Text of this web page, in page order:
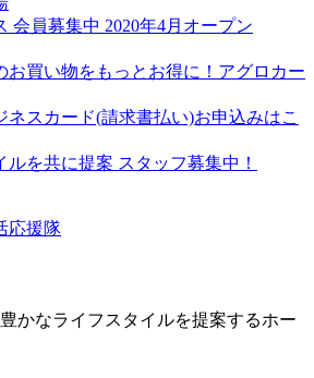
豊かなライフスタイルを提案するホー